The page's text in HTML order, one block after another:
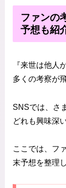
ファンの
予想も紹
『来世は他人
多くの考察が
SNSでは、さ
どれも興味深
ここでは、フ
末予想を整理